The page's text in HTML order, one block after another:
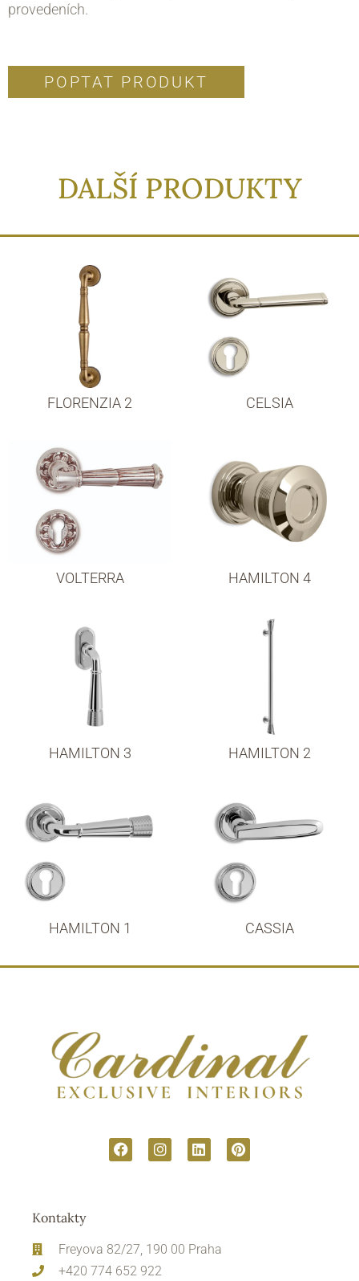
provedeních.
POPTAT PRODUKT
DALŠÍ PRODUKTY
FLORENZIA 2 CELSIA
VOLTERRA HAMILTON 4
HAMILTON 3 HAMILTON 2
HAMILTON 1 CASSIA
Kontakty
Freyova 82/27, 190 00 Praha
+420 774 652 922